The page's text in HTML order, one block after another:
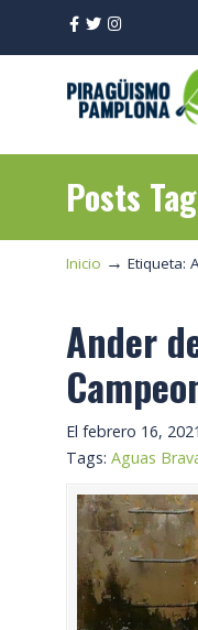
Posts
Inicio →Etiqueta:
Ander
El febrero 16, 2021
Tags:Aguas